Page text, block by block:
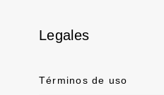
Legales
Términos de uso